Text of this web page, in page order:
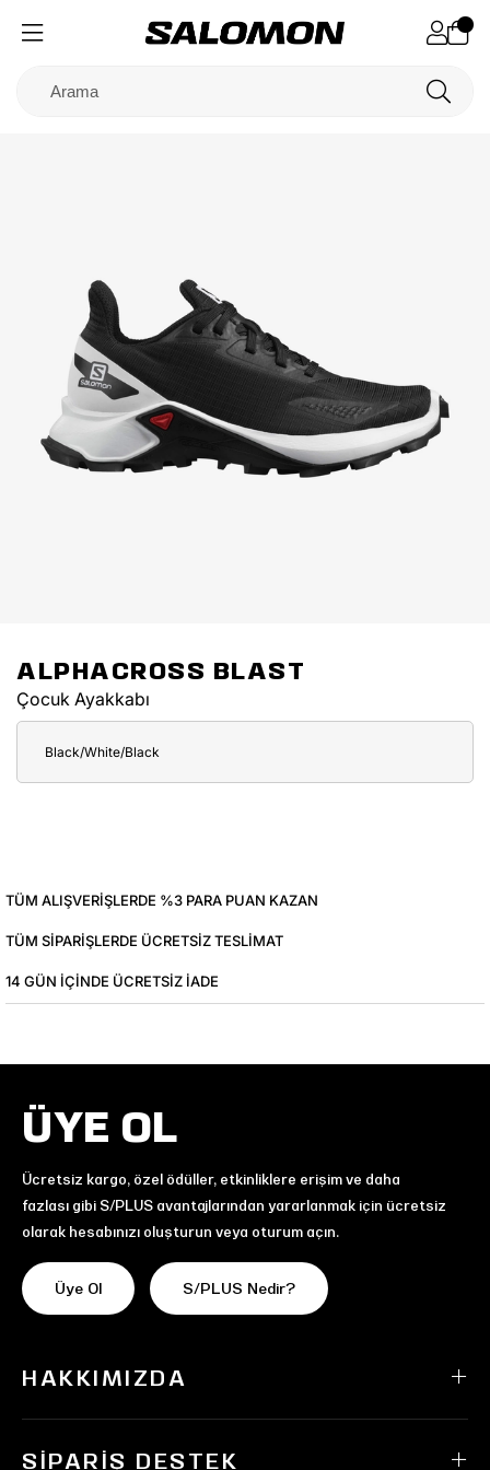
ALPHACROSS BLAST
Çocuk Ayakkabı
Black/White/Black
TÜM ALIŞVERIŞLERDE %3 PARA PUAN KAZAN
TÜM SIPARIŞLERDE ÜCRETSIZ TESLIMAT
14 GÜN IÇINDE ÜCRETSIZ IADE
ÜYE OL
Ücretsiz kargo, özel ödüller, etkinliklere erişim ve daha
fazlası gibi S/PLUS avantajlarından yararlanmak için ücretsiz
olarak hesabınızı oluşturun veya oturum açın.
Üye Ol S/PLUS Nedir?
HAKKIMIZDA
SIPARIŞ DESTEK